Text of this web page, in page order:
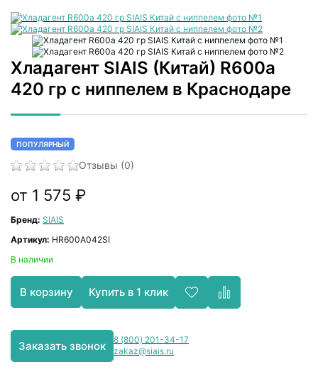
Хладагент SIAIS (Китай) R600a
420 гр с ниппелем в Краснодаре
ПОПУЛЯРНЫЙ
Отзывы (0)
от 1 575 ₽
Бренд: SIAIS
Артикул: HR600A042SI
В наличии
В корзину Купить в 1 клик
Заказать звонок
8 (800) 201-34-17
zakaz@siais.ru